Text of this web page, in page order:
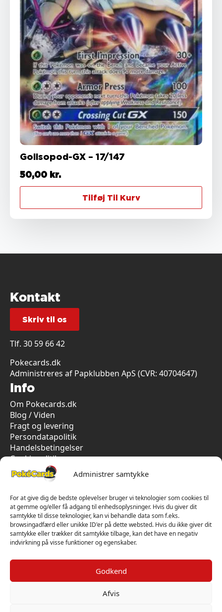
Administrer samtykke
For at give dig de bedste oplevelser bruger vi teknologier som cookies til
at gemme og/eller få adgang til enhedsoplysninger. Hvis du giver dit
samtykke til disse teknologier, kan vi behandle data som f.eks.
browsingadfærd eller unikke ID'er på dette websted. Hvis du ikke giver dit
samtykke eller trækker dit samtykke tilbage, kan det have en negativ
indvirkning på visse funktioner og egenskaber.
Godkend
Afvis
Golisopod-GX – 17/147
50,00 kr.
Tilføj Til Kurv
Kontakt
Skriv til os
Tlf. 30 59 66 42
Pokecards.dk
Administreres af Papklubben ApS (CVR: 40704647)
Info
Om Pokecards.dk
Blog / Viden
Fragt og levering
Persondatapolitik
Handelsbetingelser
Cookiepolitik
Vi har kun 5-stjernet anmeldelser på Trustpilot